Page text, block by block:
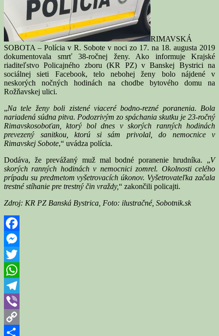
RIMAVSKÁ
SOBOTA – Polícia v R. Sobote v noci zo 17. na 18. augusta 2019
dokumentovala smrť 38-ročnej ženy. Ako informuje Krajské
riaditeľstvo Policajného zboru (KR PZ) v Banskej Bystrici na
sociálnej sieti Facebook, telo nebohej ženy bolo nájdené v
neskorých nočných hodinách na chodbe bytového domu na
Rožňavskej ulici.
„Na tele ženy boli zistené viaceré bodno-rezné poranenia. Bola
nariadená súdna pitva. Podozrivým zo spáchania skutku je 23-ročný
Rimavskosoboťan, ktorý bol dnes v skorých ranných hodinách
prevezený sanitkou, ktorú si sám privolal, do nemocnice v
Rimavskej Sobote,“ uvádza polícia.
Dodáva, že prevážaný muž mal bodné poranenie hrudníka. „V
skorých ranných hodinách v nemocnici zomrel. Okolnosti celého
prípadu su predmetom vyšetrovacích úkonov. Vyšetrovateľka začala
trestné stíhanie pre trestný čin vraždy,“ zakončili policajti.
Zdroj: KR PZ Banská Bystrica, Foto: ilustračné, Sobotnik.sk
Facebook
Messenger
Twitter
WhatsApp
Telegram
Viber
Copy